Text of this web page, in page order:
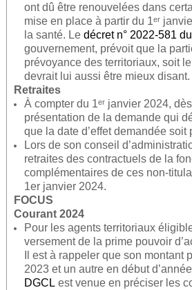
ont dû être renouvelées dans
mise en place à partir du 1ᵉʳ
la santé. Le décret n° 2022-581
gouvernement, prévoit que la
prévoyance des territoriaux, soit
devrait lui aussi être mieux disant.
Retraites
À compter du 1ᵉʳ janvier 2024,
présentation de la demande qui
que la date d’effet demandée soit
Lors de son conseil
retraites des contractuels de la
complémentaires de ces non-
1er janvier 2024.
FOCUS
Courant 2024
Pour les agents territoriaux
versement de la prime pouvoir
Il est à rappeler que son
2023 et un autre en début
DGCL est venue en préciser les